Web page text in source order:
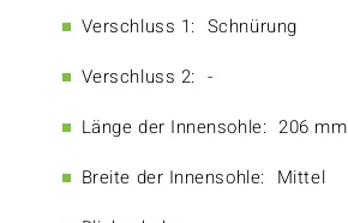
Verschluss 1: Schnürung
Verschluss 2: -
Länge der Innensohle: 206 mm
Breite der Innensohle: Mittel